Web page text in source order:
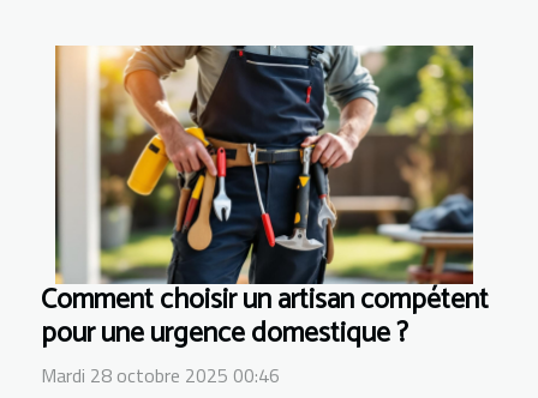
Comment choisir un artisan compétent
pour une urgence domestique ?
Mardi 28 octobre 2025 00:46